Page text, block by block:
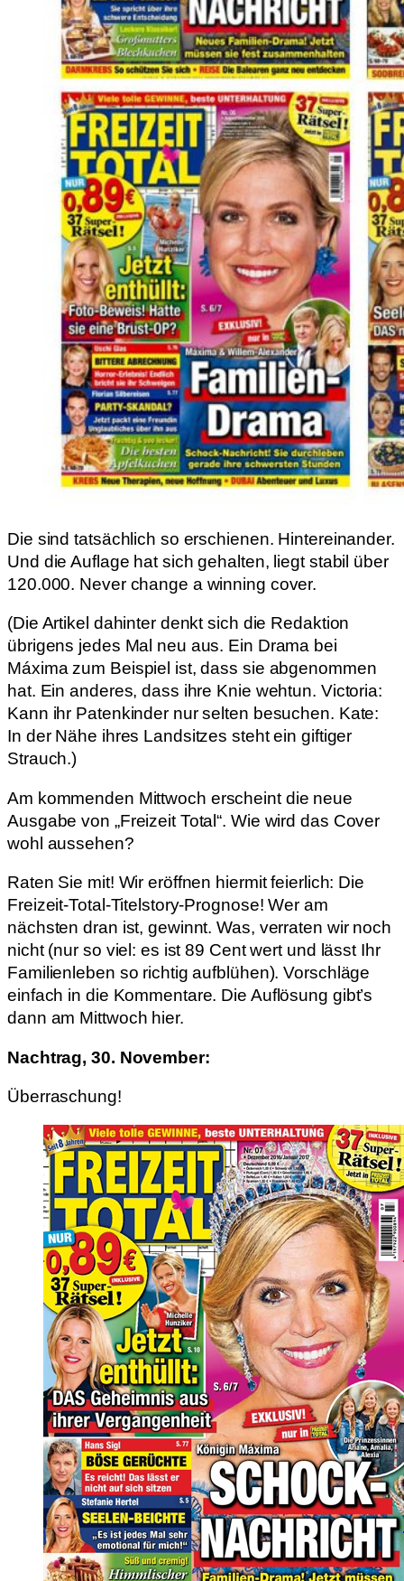
Die sind tatsächlich so erschienen. Hintereinander.
Und die Auflage hat sich gehalten, liegt stabil über
120.000. Never change a winning cover.
(Die Artikel dahinter denkt sich die Redaktion
übrigens jedes Mal neu aus. Ein Drama bei
Máxima zum Beispiel ist, dass sie abgenommen
hat. Ein anderes, dass ihre Knie wehtun. Victoria:
Kann ihr Patenkinder nur selten besuchen. Kate:
In der Nähe ihres Landsitzes steht ein giftiger
Strauch.)
Am kommenden Mittwoch erscheint die neue
Ausgabe von „Freizeit Total“. Wie wird das Cover
wohl aussehen?
Raten Sie mit! Wir eröffnen hiermit feierlich: Die
Freizeit-Total-Titelstory-Prognose! Wer am
nächsten dran ist, gewinnt. Was, verraten wir noch
nicht (nur so viel: es ist 89 Cent wert und lässt Ihr
Familienleben so richtig aufblühen). Vorschläge
einfach in die Kommentare. Die Auflösung gibt’s
dann am Mittwoch hier.
Nachtrag, 30. November:
Überraschung!